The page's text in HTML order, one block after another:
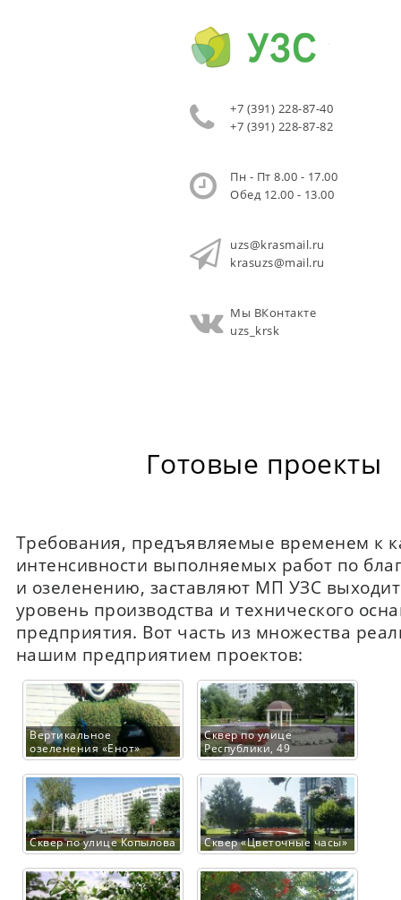
+7 (391) 228-87-40
+7 (391) 228-87-82
Пн - Пт 8.00 - 17.00
Обед 12.00 - 13.00
uzs@krasmail.ru
krasuzs@mail.ru
Мы ВКонтакте
uzs_krsk
Готовые проекты
Требования, предъявляемые временем к
интенсивности выполняемых работ по
и озеленению, заставляют МП УЗС
уровень производства и технического
предприятия. Вот часть из множества
нашим предприятием проектов:
Вертикальное
озеленения «Енот»
Сквер по улице
Республики, 49
Сквер по улице Копылова Сквер «Цветочные часы»